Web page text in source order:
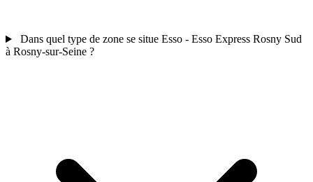
Dans quel type de zone se situe Esso - Esso Express Rosny Sud
à Rosny-sur-Seine ?